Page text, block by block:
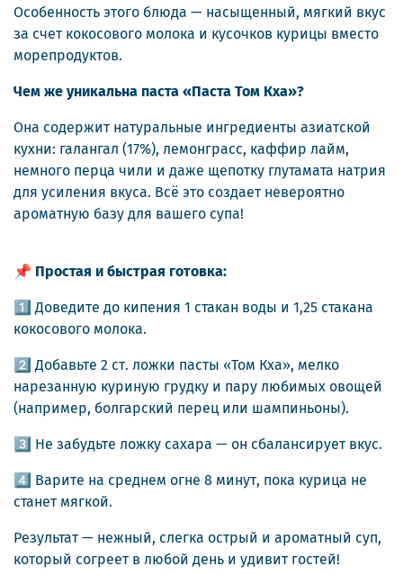
Особенность этого блюда — насыщенный, мягкий вкус
за счет кокосового молока и кусочков курицы вместо
морепродуктов.
Чем же уникальна паста «Паста Том Кха»?
Она содержит натуральные ингредиенты азиатской
кухни: галангал (17%), лемонграсс, каффир лайм,
немного перца чили и даже щепотку глутамата натрия
для усиления вкуса. Всё это создает невероятно
ароматную базу для вашего супа!
📌 Простая и быстрая готовка:
1️⃣ Доведите до кипения 1 стакан воды и 1,25 стакана
кокосового молока.
2️⃣ Добавьте 2 ст. ложки пасты «Том Кха», мелко
нарезанную куриную грудку и пару любимых овощей
(например, болгарский перец или шампиньоны).
3️⃣ Не забудьте ложку сахара — он сбалансирует вкус.
4️⃣ Варите на среднем огне 8 минут, пока курица не
станет мягкой.
Результат — нежный, слегка острый и ароматный суп,
который согреет в любой день и удивит гостей!